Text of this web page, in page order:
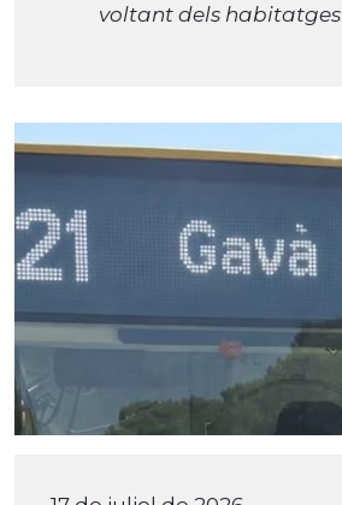
voltant dels habitatges